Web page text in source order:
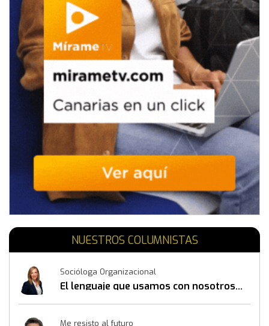
NUESTROS COLUMNISTAS
Socióloga Organizacional
El lenguaje que usamos con nosotros
Me resisto al futuro